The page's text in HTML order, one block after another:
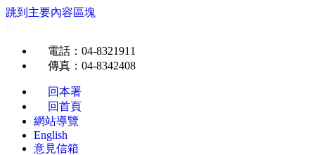
跳到主要內容區塊
電話 ：04-8321911
傳真 ：04-8342408
回本署
回首頁
網站導覽
English
意見信箱